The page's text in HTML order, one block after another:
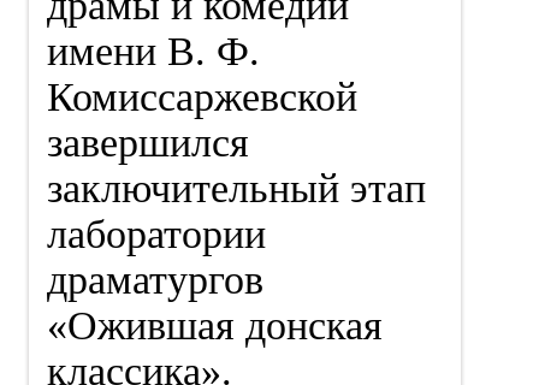
имени В. Ф.
Комиссаржевской
завершился
заключительный этап
лаборатории
драматургов
«Ожившая донская
классика».